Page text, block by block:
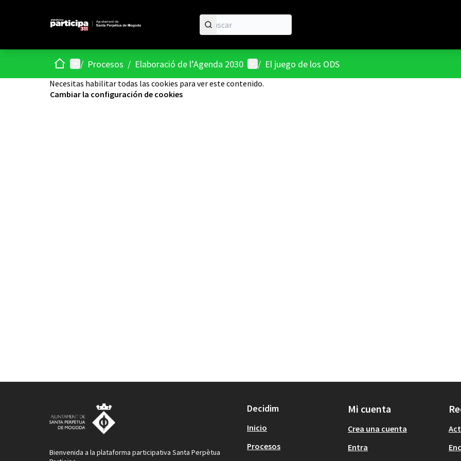
InicioMenú principal
/ Procesos / Elaboració de l’Agenda 2030 Menú de usuario
/ El juego de los ODS
Necesitas habilitar todas las cookies para ver este contenido.
Cambiar la configuración de cookies
Bienvenida a la plataforma participativa Santa Perpètua
Decidim
Inicio
Procesos
Mi cuenta
Crea una cuenta
Entra